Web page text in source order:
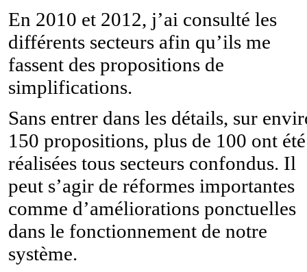
En 2010 et 2012, j’ai consulté les
différents secteurs afin qu’ils me
fassent des propositions de
simplifications.
Sans entrer dans les détails, sur
150 propositions, plus de 100 ont été
réalisées tous secteurs confondus. Il
peut s’agir de réformes importantes
comme d’améliorations ponctuelles
dans le fonctionnement de notre
système.